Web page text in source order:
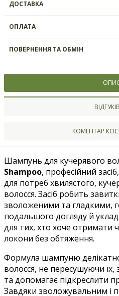
ДОСТАВКА
ОПЛАТА
ПОВЕРНЕННЯ ТА ОБМІН
КОМЕНТАР
Шампунь для кучерявого
Shampoo, професійний
для потреб хвилястого,
волосся. Засіб робить
зволоженими та гладкими,
подальшого догляду й
для тих, хто хоче отримати
локони без обтяження.
Формула шампуню
волосся, не пересушуючи їх,
та допомагає підкреслити
Завдяки зволожувальним і